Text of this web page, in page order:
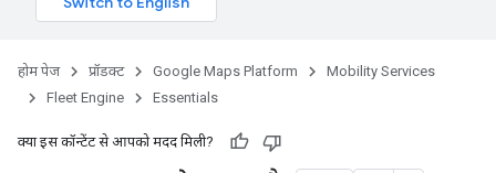
होम पेज प्रॉडक्ट Google Maps Platform
Mobility Services
Fleet Engine
Essentials
क्या इस कॉन्टेंट से आपको मदद मिली?